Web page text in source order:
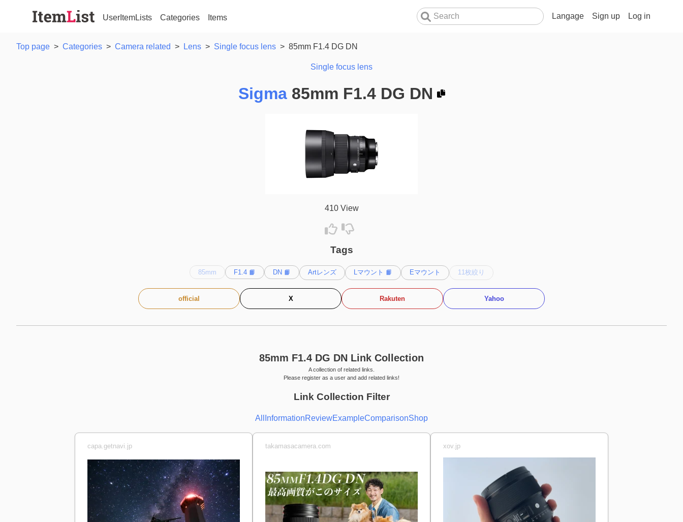
UserItemLists Categories Items Langage Sign up Log in
Top page > Categories > Camera related > Lens > Single focus lens > 85mm F1.4 DG DN
Single focus lens
Sigma85mm F1.4 DG DN
410 View
Tags
85mm F1.4 📙 DN 📙 Artレンズ Lマウント 📙 Eマウント 11枚絞り
official X Rakuten Yahoo
85mm F1.4 DG DN Link Collection
A collection of related links.
Please register as a user and add related links!
Link Collection Filter
All InformationReviewExampleComparisonShop
capa.getnavi.jp takamasacamera.com xov.jp